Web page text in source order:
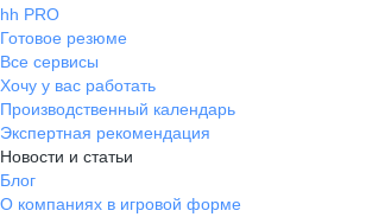
hh PRO
Готовое резюме
Все сервисы
Хочу у вас работать
Производственный календарь
Экспертная рекомендация
Новости и статьи
Блог
О компаниях в игровой форме